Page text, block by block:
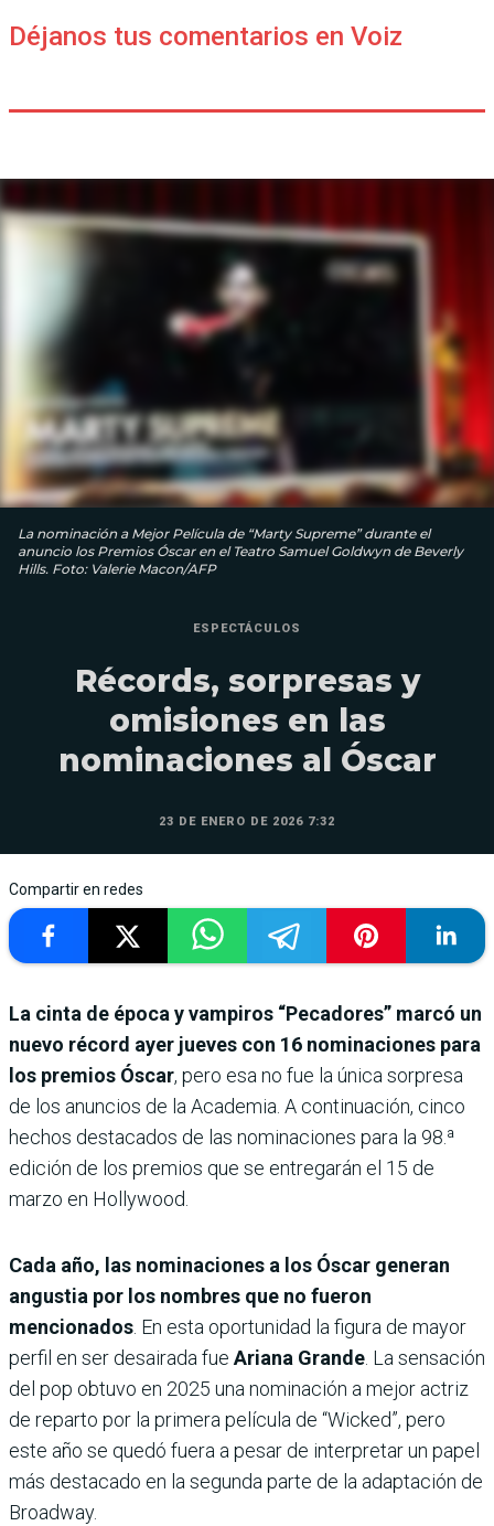
Déjanos tus comentarios en Voiz
La nominación a Mejor Película de “Marty Supreme” durante el
anuncio los Premios Óscar en el Teatro Samuel Goldwyn de Beverly
Hills. Foto: Valerie Macon/AFP
ESPECTÁCULOS
Récords, sorpresas y
omisiones en las
nominaciones al Óscar
23 DE ENERO DE 2026 7:32
Compartir en redes
La cinta de época y vampiros “Pecadores” marcó un
nuevo récord ayer jueves con 16 nominaciones para
los premios Óscar, pero esa no fue la única sorpresa
de los anuncios de la Academia. A continuación, cinco
hechos destacados de las nominaciones para la 98.ª
edición de los premios que se entregarán el 15 de
marzo en Hollywood.
Cada año, las nominaciones a los Óscar generan
angustia por los nombres que no fueron
mencionados. En esta oportunidad la figura de mayor
perfil en ser desairada fue Ariana Grande. La sensación
del pop obtuvo en 2025 una nominación a mejor actriz
de reparto por la primera película de “Wicked”, pero
este año se quedó fuera a pesar de interpretar un papel
más destacado en la segunda parte de la adaptación de
Broadway.